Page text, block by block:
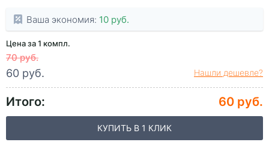
Ваша экономия: 10 руб.
Цена за 1 компл.
70 руб.
60 руб. Нашли дешевле?
Итого: 60 руб.
КУПИТЬ В 1 КЛИК